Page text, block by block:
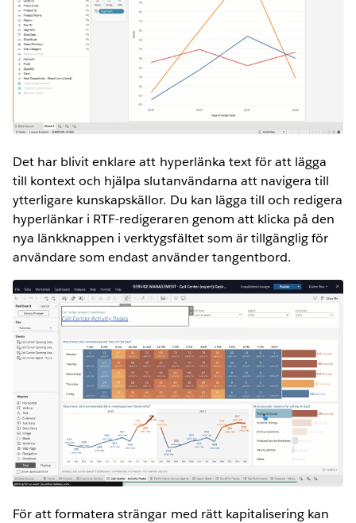
Det har blivit enklare att hyperlänka text för att lägga
till kontext och hjälpa slutanvändarna att navigera till
ytterligare kunskapskällor. Du kan lägga till och redigera
hyperlänkar i RTF-redigeraren genom att klicka på den
nya länkknappen i verktygsfältet som är tillgänglig för
användare som endast använder tangentbord.
För att formatera strängar med rätt kapitalisering kan